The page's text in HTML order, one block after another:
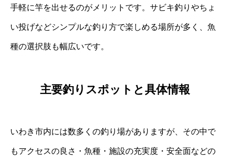
手軽に竿を出せるのがメリットです。サビキ釣りやちょ
い投げなどシンプルな釣り方で楽しめる場所が多く、魚
種の選択肢も幅広いです。
主要釣りスポットと具体情報
いわき市内には数多くの釣り場がありますが、その中で
もアクセスの良さ・魚種・施設の充実度・安全面などの